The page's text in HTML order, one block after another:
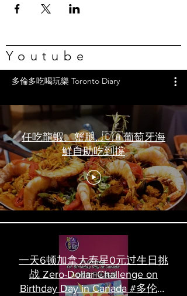
Youtube
多倫多吃喝玩樂 Toronto Diary
任吃龍蝦、蟹腿…🇨🇦葡萄牙海
鮮自助吃到撐
一天6顿加拿大寿星0元过生日挑
战 Zero-Dollar Challenge on
Birthday Day in Canada #多伦多